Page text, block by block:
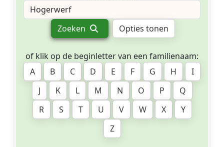
Zoeken Opties tonen
of klik op de beginletter van een familienaam:
A
B C D E F G H
I
J
K L M N O P
Q
R
S T U V W X
Y
Z